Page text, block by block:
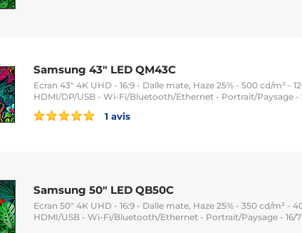
Samsung 43" LED QM43C
Ecran 43" 4K UHD - 16:9 - Dalle mate, Haze 25% - 500 cd/m² -
HDMI/DP/USB - Wi-Fi/Bluetooth/Ethernet - Portrait/Paysage -
1 avis
Samsung 50" LED QB50C
Ecran 50" 4K UHD - 16:9 - Dalle mate, Haze 25% - 350 cd/m² -
HDMI/USB - Wi-Fi/Bluetooth/Ethernet - Portrait/Paysage - 16/